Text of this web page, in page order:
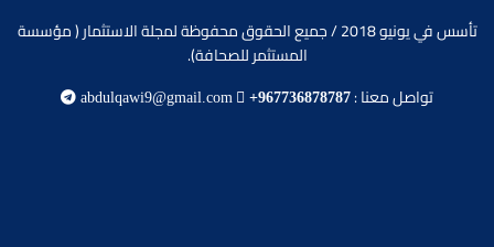
تأسس في يونيو 2018 / جميع الحقوق محفوظة لمجلة الاستثمار ( مؤسسة
المستثمر للصحافة).
تواصل معنا : +967736878787
abdulqawi9@gmail.com